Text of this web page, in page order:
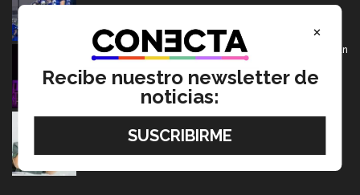
De PrepaTec Qro al mundo: el escenario donde nació un
gran sueño
06 Agosto 2026
Tec y UT Austin buscan "devolver la voz" a
hispanohablantes con afasia
×
Recibe nuestro newsletter de
noticias: